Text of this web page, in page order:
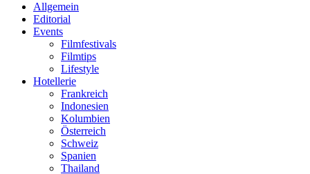
Allgemein
Editorial
Events
Filmfestivals
Filmtips
Lifestyle
Hotellerie
Frankreich
Indonesien
Kolumbien
Österreich
Schweiz
Spanien
Thailand